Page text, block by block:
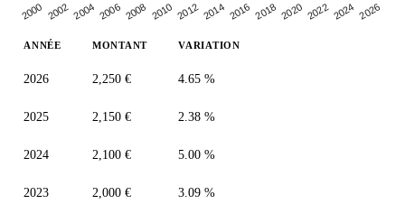
2000 2002 2004 2006 2008 2010 2012 2014 2016 2018 2020 2022 2024 2026
ANNÉE MONTANT VARIATION
2026 2,250 € 4.65 %
2025 2,150 € 2.38 %
2024 2,100 € 5.00 %
2023 2,000 € 3.09 %